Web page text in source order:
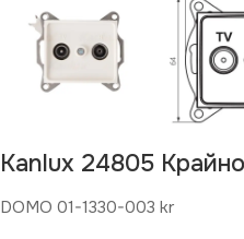
Kanlux 24805
DOMO 01-1330-003 kr